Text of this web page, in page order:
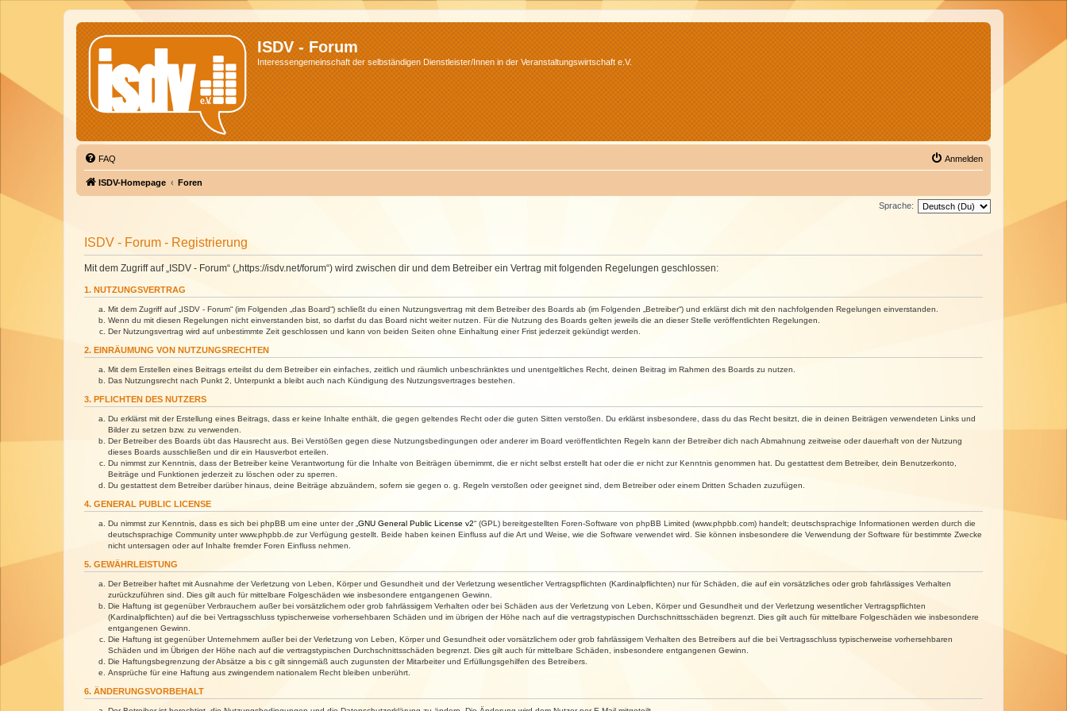
ISDV - Forum
Interessengemeinschaft der selbständigen Dienstleister/Innen in der Veranstaltungswirtschaft e.V.
FAQ Anmelden
ISDV-Homepage Foren
Sprache:
ISDV - Forum - Registrierung
Mit dem Zugriff auf „ISDV - Forum“ („https://isdv.net/forum“) wird zwischen dir und dem Betreiber ein Vertrag mit folgenden Regelungen geschlossen:
1. NUTZUNGSVERTRAG
Mit dem Zugriff auf „ISDV - Forum“ (im Folgenden „das Board“) schließt du einen Nutzungsvertrag mit dem Betreiber des Boards ab (im Folgenden „Betreiber“) und erklärst dich mit den nachfolgenden Regelungen einverstanden.
Wenn du mit diesen Regelungen nicht einverstanden bist, so darfst du das Board nicht weiter nutzen. Für die Nutzung des Boards gelten jeweils die an dieser Stelle veröffentlichten Regelungen.
Der Nutzungsvertrag wird auf unbestimmte Zeit geschlossen und kann von beiden Seiten ohne Einhaltung einer Frist jederzeit gekündigt werden.
2. EINRÄUMUNG VON NUTZUNGSRECHTEN
Mit dem Erstellen eines Beitrags erteilst du dem Betreiber ein einfaches, zeitlich und räumlich unbeschränktes und unentgeltliches Recht, deinen Beitrag im Rahmen des Boards zu nutzen.
Das Nutzungsrecht nach Punkt 2, Unterpunkt a bleibt auch nach Kündigung des Nutzungsvertrages bestehen.
3. PFLICHTEN DES NUTZERS
Du erklärst mit der Erstellung eines Beitrags, dass er keine Inhalte enthält, die gegen geltendes Recht oder die guten Sitten verstoßen. Du erklärst insbesondere, dass du das Recht besitzt, die in deinen Beiträgen verwendeten Links und
Bilder zu setzen bzw. zu verwenden.
Der Betreiber des Boards übt das Hausrecht aus. Bei Verstößen gegen diese Nutzungsbedingungen oder anderer im Board veröffentlichten Regeln kann der Betreiber dich nach Abmahnung zeitweise oder dauerhaft von der Nutzung
dieses Boards ausschließen und dir ein Hausverbot erteilen.
Du nimmst zur Kenntnis, dass der Betreiber keine Verantwortung für die Inhalte von Beiträgen übernimmt, die er nicht selbst erstellt hat oder die er nicht zur Kenntnis genommen hat. Du gestattest dem Betreiber, dein Benutzerkonto,
Beiträge und Funktionen jederzeit zu löschen oder zu sperren.
Du gestattest dem Betreiber darüber hinaus, deine Beiträge abzuändern, sofern sie gegen o. g. Regeln verstoßen oder geeignet sind, dem Betreiber oder einem Dritten Schaden zuzufügen.
4. GENERAL PUBLIC LICENSE
Du nimmst zur Kenntnis, dass es sich bei phpBB um eine unter der „ GNU General Public License v2“ (GPL) bereitgestellten Foren-Software von phpBB Limited (www.phpbb.com) handelt; deutschsprachige Informationen werden durch die
deutschsprachige Community unter www.phpbb.de zur Verfügung gestellt. Beide haben keinen Einfluss auf die Art und Weise, wie die Software verwendet wird. Sie können insbesondere die Verwendung der Software für bestimmte Zwecke
nicht untersagen oder auf Inhalte fremder Foren Einfluss nehmen.
5. GEWÄHRLEISTUNG
Der Betreiber haftet mit Ausnahme der Verletzung von Leben, Körper und Gesundheit und der Verletzung wesentlicher Vertragspflichten (Kardinalpflichten) nur für Schäden, die auf ein vorsätzliches oder grob fahrlässiges Verhalten
zurückzuführen sind. Dies gilt auch für mittelbare Folgeschäden wie insbesondere entgangenen Gewinn.
Die Haftung ist gegenüber Verbrauchern außer bei vorsätzlichem oder grob fahrlässigem Verhalten oder bei Schäden aus der Verletzung von Leben, Körper und Gesundheit und der Verletzung wesentlicher Vertragspflichten
(Kardinalpflichten) auf die bei Vertragsschluss typischerweise vorhersehbaren Schäden und im übrigen der Höhe nach auf die vertragstypischen Durchschnittsschäden begrenzt. Dies gilt auch für mittelbare Folgeschäden wie insbesondere
entgangenen Gewinn.
Die Haftung ist gegenüber Unternehmern außer bei der Verletzung von Leben, Körper und Gesundheit oder vorsätzlichem oder grob fahrlässigem Verhalten des Betreibers auf die bei Vertragsschluss typischerweise vorhersehbaren
Schäden und im Übrigen der Höhe nach auf die vertragstypischen Durchschnittsschäden begrenzt. Dies gilt auch für mittelbare Schäden, insbesondere entgangenen Gewinn.
Die Haftungsbegrenzung der Absätze a bis c gilt sinngemäß auch zugunsten der Mitarbeiter und Erfüllungsgehilfen des Betreibers.
Ansprüche für eine Haftung aus zwingendem nationalem Recht bleiben unberührt.
6. ÄNDERUNGSVORBEHALT